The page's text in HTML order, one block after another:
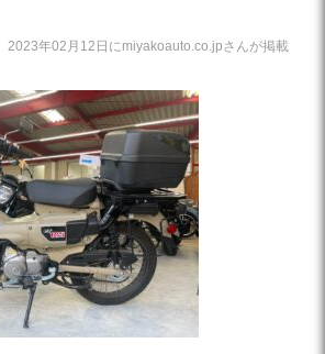
2023年02月12日にmiyakoauto.co.jpさんが掲載